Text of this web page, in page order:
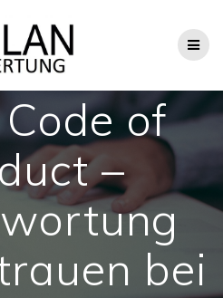
Inhalt
springen
of
–
bei